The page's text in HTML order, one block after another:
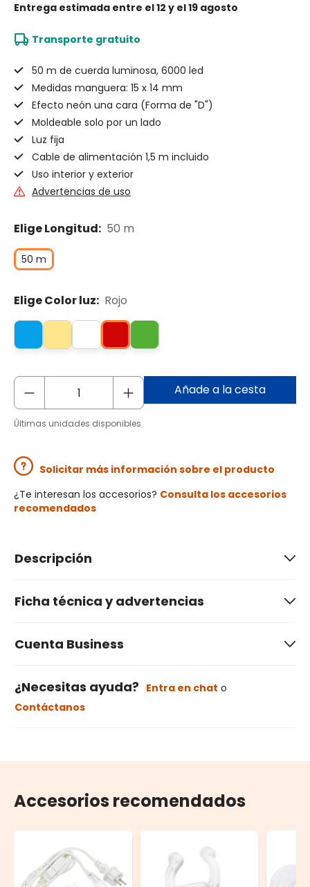
Entrega estimada entre el 12 y el 19 agosto
Transporte gratuito
50 m de cuerda luminosa, 6000 led
Medidas manguera: 15 x 14 mm
Efecto neón una cara (Forma de "D")
Moldeable solo por un lado
Luz fija
Cable de alimentación 1,5 m incluido
Uso interior y exterior
Advertencias de uso
Elige Longitud: 50 m
50 m
Elige Color luz: Rojo
Añade a la cesta
Últimas unidades disponibles
Solicitar más información sobre el producto
¿Te interesan los accesorios? Consulta los accesorios
recomendados
Descripción
Ficha técnica y advertencias
Cuenta Business
¿Necesitas ayuda? Entra en chat o
Contáctanos
Accesorios recomendados